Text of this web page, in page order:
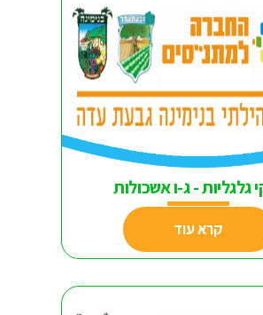
גלגליות - ג-ו אשכולות
קרא עוד